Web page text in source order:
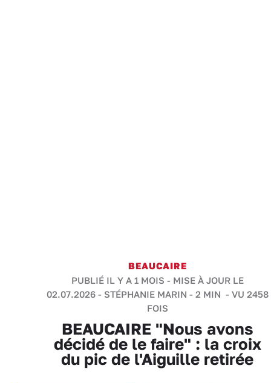
BEAUCAIRE
PUBLIÉ IL Y A 1 MOIS - MISE À JOUR LE
02.07.2026 - STÉPHANIE MARIN - 2 MIN - VU 2458
FOIS
BEAUCAIRE "Nous avons
décidé de le faire" : la croix
du pic de l'Aiguille retirée